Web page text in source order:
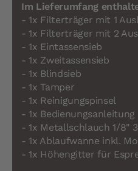
Im Lieferumfang
- 1x Filterträger mit 1
- 1x Filterträger mit 2
- 1x Eintassensieb
- 1x Zweitassensieb
- 1x Blindsieb
- 1x Tamper
- 1x Reinigungspinsel
- 1x Bedienungsanleitung
- 1x Metallschlauch 1/8"
- 1x Ablaufwanne inkl.
- 1x Höhengitter für